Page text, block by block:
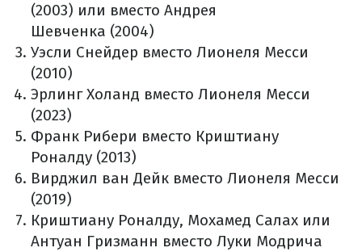
(2003) или вместо Андрея
Шевченка (2004)
Уэсли Снейдер вместо Лионеля Месси
(2010)
Эрлинг Холанд вместо Лионеля Месси
(2023)
Франк Рибери вместо Криштиану
Роналду (2013)
Вирджил ван Дейк вместо Лионеля Месси
(2019)
Криштиану Роналду, Мохамед Салах или
Антуан Гризманн вместо Луки Модрича